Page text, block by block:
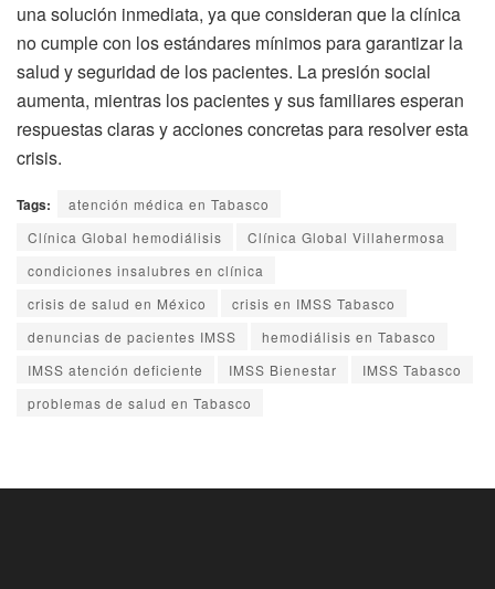
una solución inmediata, ya que consideran que la clínica
no cumple con los estándares mínimos para garantizar la
salud y seguridad de los pacientes. La presión social
aumenta, mientras los pacientes y sus familiares esperan
respuestas claras y acciones concretas para resolver esta
crisis.
Tags:
atención médica en Tabasco
Clínica Global hemodiálisis
Clínica Global Villahermosa
condiciones insalubres en clínica
crisis de salud en México
crisis en IMSS Tabasco
denuncias de pacientes IMSS
hemodiálisis en Tabasco
IMSS atención deficiente
IMSS Bienestar
IMSS Tabasco
problemas de salud en Tabasco